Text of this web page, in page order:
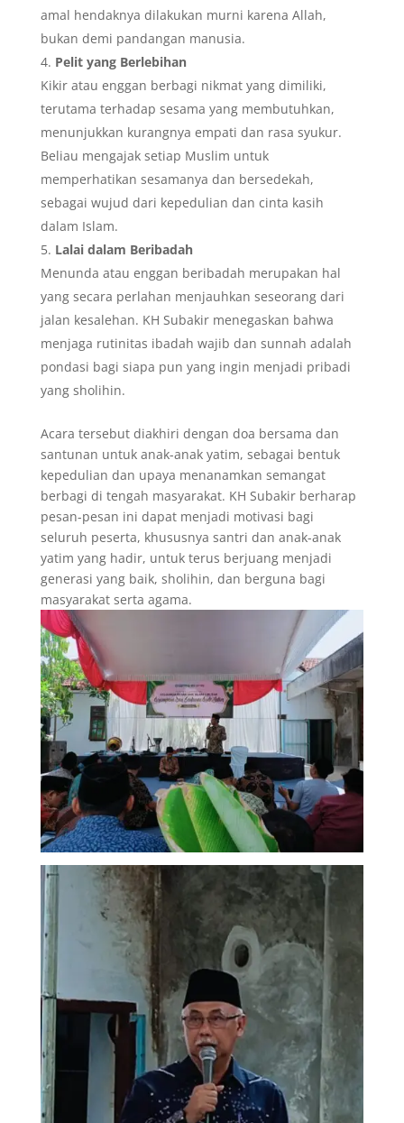
amal hendaknya dilakukan murni karena Allah,
bukan demi pandangan manusia.
Pelit yang Berlebihan
Kikir atau enggan berbagi nikmat yang dimiliki,
terutama terhadap sesama yang membutuhkan,
menunjukkan kurangnya empati dan rasa syukur.
Beliau mengajak setiap Muslim untuk
memperhatikan sesamanya dan bersedekah,
sebagai wujud dari kepedulian dan cinta kasih
dalam Islam.
Lalai dalam Beribadah
Menunda atau enggan beribadah merupakan hal
yang secara perlahan menjauhkan seseorang dari
jalan kesalehan. KH Subakir menegaskan bahwa
menjaga rutinitas ibadah wajib dan sunnah adalah
pondasi bagi siapa pun yang ingin menjadi pribadi
yang sholihin.
Acara tersebut diakhiri dengan doa bersama dan
santunan untuk anak-anak yatim, sebagai bentuk
kepedulian dan upaya menanamkan semangat
berbagi di tengah masyarakat. KH Subakir berharap
pesan-pesan ini dapat menjadi motivasi bagi
seluruh peserta, khususnya santri dan anak-anak
yatim yang hadir, untuk terus berjuang menjadi
generasi yang baik, sholihin, dan berguna bagi
masyarakat serta agama.